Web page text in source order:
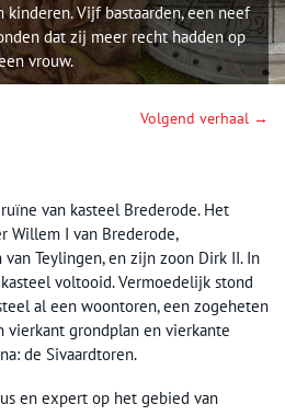
Vijf bastaarden, een neef
dat zij meer recht hadden op
vrouw.
Volgend verhaal →
van kasteel Brederode. Het
Willem I van Brederode,
Teylingen, en zijn zoon Dirk II. In
voltooid. Vermoedelijk stond
al een woontoren, een zogeheten
vierkant grondplan en vierkante
de Sivaardtoren.
en expert op het gebied van